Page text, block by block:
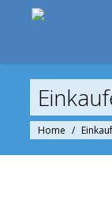
Home /